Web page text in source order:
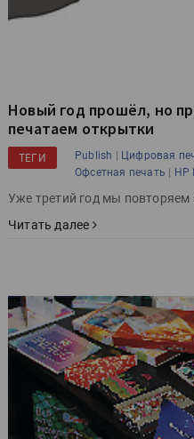
Новый год прошёл, но
печатаем открытки
ТЕГИ Publish | Цифровая
Офсетная печать | HP
Уже третий год мы повторяем
Читать далее